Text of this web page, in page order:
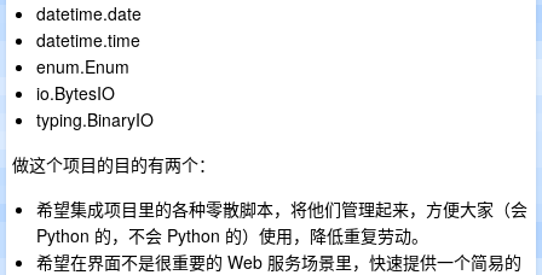
datetime.date
datetime.time
enum.Enum
io.BytesIO
typing.BinaryIO
做这个项目的目的有两个：
希望集成项目里的各种零散脚本，将他们管理起来，方便大家（会
Python 的，不会 Python 的）使用，降低重复劳动。
希望在界面不是很重要的 Web 服务场景里，快速提供一个简易的